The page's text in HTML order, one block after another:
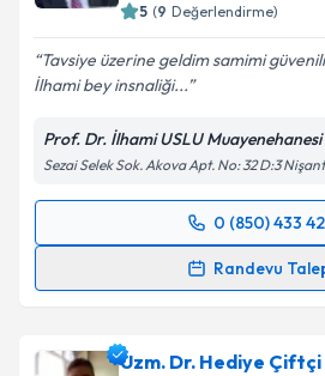
Kişisel verilerimin
Metni
kapsamda işlenmesini
Takvim Talebini
5 (9 Değerlendirme)
Tavsiye üzerine geldim samimi
İlhami bey insnaliği...
Prof. Dr. İlhami USLU Muayenehanesi
Sezai Selek Sok. Akova Apt. No: 32 D:3
0 (850) 433
Randevu
Randevu Takvimi Talebi
takvim hazırlandığında e-posta
Uzm. Dr. Hediye Çiftçi